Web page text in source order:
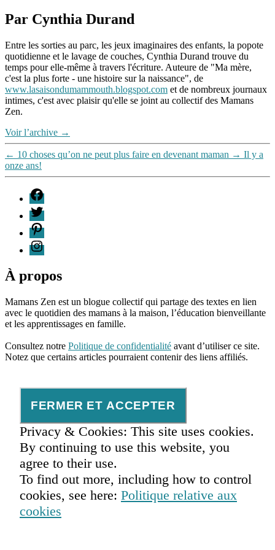
Par Cynthia Durand
Entre les sorties au parc, les jeux imaginaires des enfants, la popote
quotidienne et le lavage de couches, Cynthia Durand trouve du
temps pour elle-même à travers l'écriture. Auteure de "Ma mère,
c'est la plus forte - une histoire sur la naissance", de
www.lasaisondumammouth.blogspot.com et de nombreux journaux
intimes, c'est avec plaisir qu'elle se joint au collectif des Mamans
Zen.
Voir l’archive →
← 10 choses qu’on ne peut plus faire en devenant maman → Il y a
onze ans!
F
T
P
I
À propos
Mamans Zen est un blogue collectif qui partage des textes en lien
avec le quotidien des mamans à la maison, l’éducation bienveillante
et les apprentissages en famille.
Consultez notre Politique de confidentialité avant d’utiliser ce site.
Notez que certains articles pourraient contenir des liens affiliés.
Privacy & Cookies: This site uses cookies.
By continuing to use this website, you
agree to their use.
To find out more, including how to control
cookies, see here: Politique relative aux
cookies